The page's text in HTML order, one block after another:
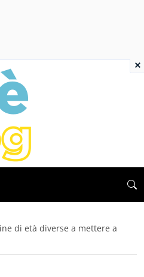
di età diverse a mettere a
×